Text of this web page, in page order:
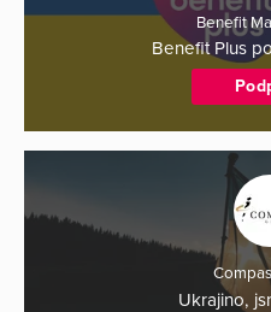
Benefit
Benefit Plus
Ukrajino,